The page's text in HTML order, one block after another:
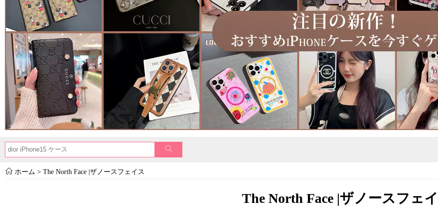
ホーム > The North Face |ザノースフェイス
The North Face |ザノースフェ